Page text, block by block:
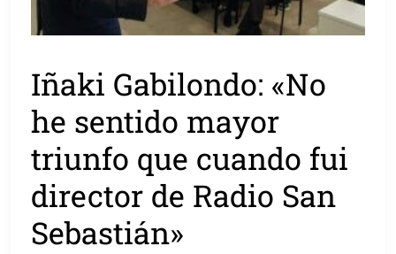
Iñaki Gabilondo: «No
he sentido mayor
triunfo que cuando fui
director de Radio San
Sebastián»